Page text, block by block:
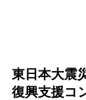
東日本大震
復興支援コ